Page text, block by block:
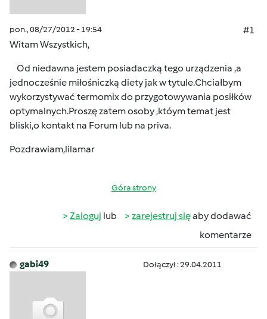
pon., 08/27/2012 - 19:54
#1
Witam Wszystkich,
Od niedawna jestem posiadaczką tego urządzenia ,a
jednocześnie miłośniczką diety jak w tytule.Chciałbym
wykorzystywać termomix do przygotowywania posiłków
optymalnych.Proszę zatem osoby ,któym temat jest
bliski,o kontakt na Forum lub na priva.
Pozdrawiam,lilamar
Góra strony
Zaloguj lub zarejestruj sięaby dodawać
komentarze
gabi49 Dołączył : 29.04.2011